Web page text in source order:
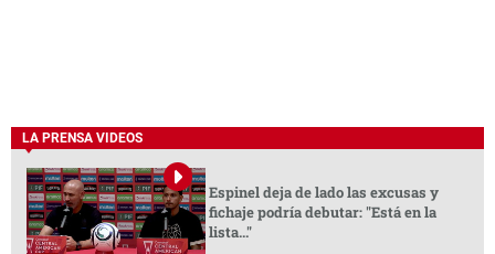
LA PRENSA VIDEOS
Espinel deja de lado las excusas y
fichaje podría debutar: "Está en la
lista..."